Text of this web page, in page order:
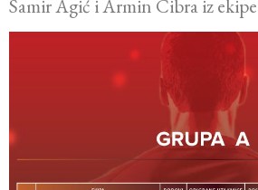
Samir Agić i Armin Cibra iz